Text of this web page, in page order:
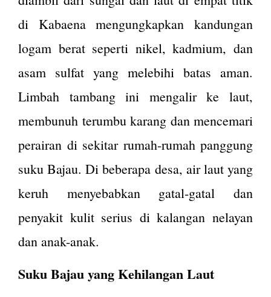
di Kabaena mengungkapkan kandungan
logam berat seperti nikel, kadmium, dan
asam sulfat yang melebihi batas aman​.
Limbah tambang ini mengalir ke laut,
membunuh terumbu karang dan mencemari
perairan di sekitar rumah-rumah panggung
suku Bajau. Di beberapa desa, air laut yang
keruh menyebabkan gatal-gatal dan
penyakit kulit serius di kalangan nelayan
dan anak-anak​.
Suku Bajau yang Kehilangan Laut